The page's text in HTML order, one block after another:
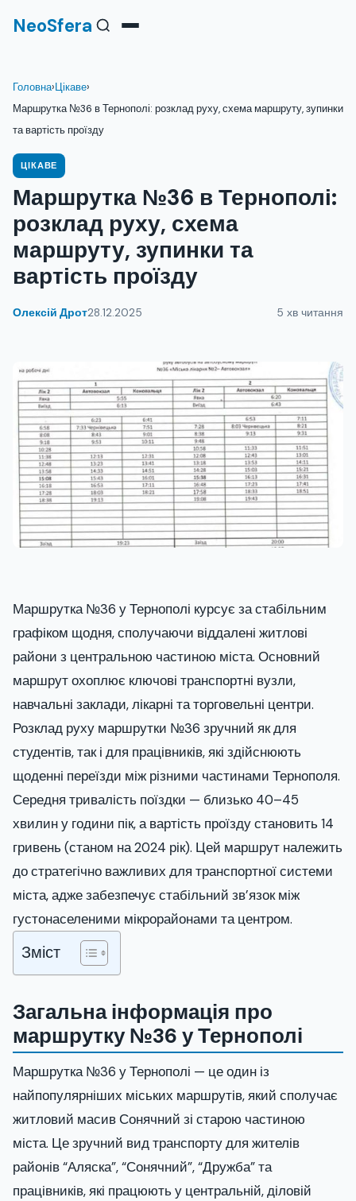
NeoSfera
Головна›Цікаве›
Маршрутка №36 в Тернополі: розклад руху, схема маршруту, зупинки
та вартість проїзду
ЦІКАВЕ
Маршрутка №36 в Тернополі:
розклад руху, схема
маршруту, зупинки та
вартість проїзду
Олексій Дрот28.12.2025 5 хв читання
Маршрутка №36 у Тернополі курсує за стабільним
графіком щодня, сполучаючи віддалені житлові
райони з центральною частиною міста. Основний
маршрут охоплює ключові транспортні вузли,
навчальні заклади, лікарні та торговельні центри.
Розклад руху маршрутки №36 зручний як для
студентів, так і для працівників, які здійснюють
щоденні переїзди між різними частинами Тернополя.
Середня тривалість поїздки — близько 40–45
хвилин у години пік, а вартість проїзду становить 14
гривень (станом на 2024 рік). Цей маршрут належить
до стратегічно важливих для транспортної системи
міста, адже забезпечує стабільний зв’язок між
густонаселеними мікрорайонами та центром.
Зміст
Загальна інформація про
маршрутку №36 у Тернополі
Маршрутка №36 у Тернополі — це один із
найпопулярніших міських маршрутів, який сполучає
житловий масив Сонячний зі старою частиною
міста. Це зручний вид транспорту для жителів
районів “Аляска”, “Сонячний”, “Дружба” та
працівників, які працюють у центральній, діловій